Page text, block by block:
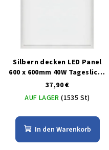
Silbern decken LED Panel
600 x 600mm 40W Tageslicht
6000lm
37,90 €
AUF LAGER(1535 St)
In den Warenkorb